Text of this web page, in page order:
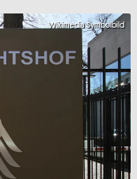
Wikimedia Symbolbild